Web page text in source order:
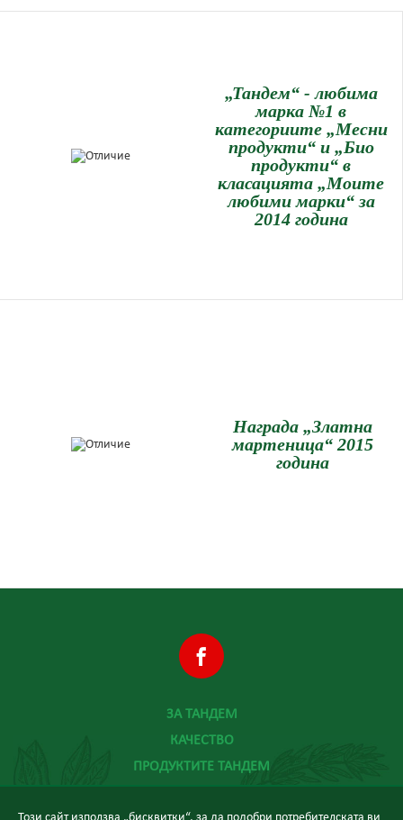
„Тандем“ - любима
марка №1 в
категориите „Месни
продукти“ и „Био
продукти“ в
класацията „Моите
любими марки“ за
2014 година
Награда „Златна
мартеница“ 2015
година
ЗА ТАНДЕМ
КАЧЕСТВО
ПРОДУКТИТЕ ТАНДЕМ
Този сайт използва „бисквитки“, за да подобри потребителската ви